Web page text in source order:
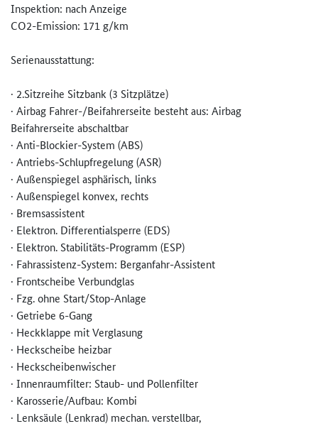
Inspektion: nach Anzeige
CO2-Emission: 171 g/km
Serienausstattung:
· 2.Sitzreihe Sitzbank (3 Sitzplätze)
· Airbag Fahrer-/Beifahrerseite besteht aus: Airbag
Beifahrerseite abschaltbar
· Anti-Blockier-System (ABS)
· Antriebs-Schlupfregelung (ASR)
· Außenspiegel asphärisch, links
· Außenspiegel konvex, rechts
· Bremsassistent
· Elektron. Differentialsperre (EDS)
· Elektron. Stabilitäts-Programm (ESP)
· Fahrassistenz-System: Berganfahr-Assistent
· Frontscheibe Verbundglas
· Fzg. ohne Start/Stop-Anlage
· Getriebe 6-Gang
· Heckklappe mit Verglasung
· Heckscheibe heizbar
· Heckscheibenwischer
· Innenraumfilter: Staub- und Pollenfilter
· Karosserie/Aufbau: Kombi
· Lenksäule (Lenkrad) mechan. verstellbar,